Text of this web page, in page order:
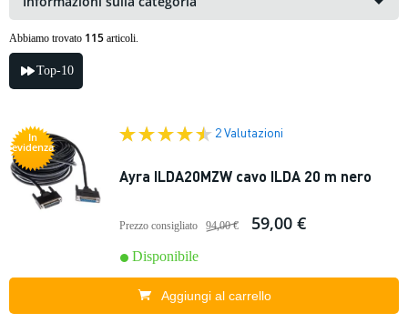
Abbiamo trovato 115 articoli.
Top-10
In
evidenza
2 Valutazioni
Ayra ILDA20MZW cavo ILDA 20 m nero
Prezzo consigliato 94,00 € 59,00 €
Disponibile
Aggiungi al carrello